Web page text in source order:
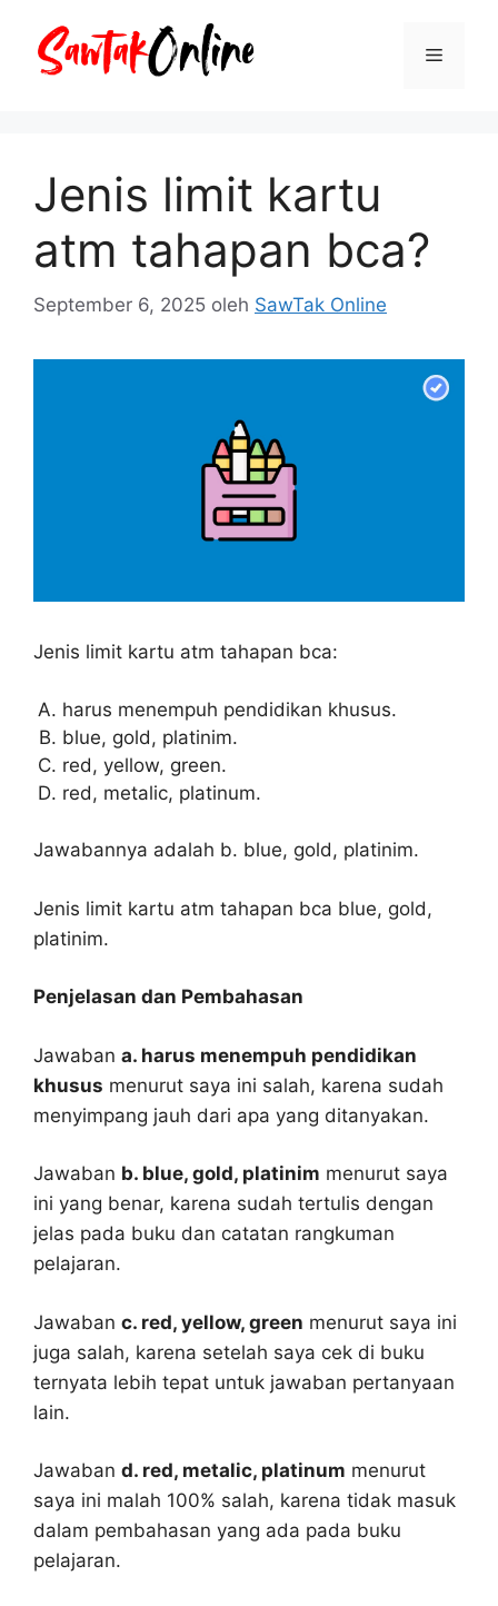
Menu
Jenis limit kartu
atm tahapan bca?
September 6, 2025 oleh SawTak Online
Jenis limit kartu atm tahapan bca:
harus menempuh pendidikan khusus.
blue, gold, platinim.
red, yellow, green.
red, metalic, platinum.
Jawabannya adalah b. blue, gold, platinim.
Jenis limit kartu atm tahapan bca blue, gold,
platinim.
Penjelasan dan Pembahasan
Jawaban a. harus menempuh pendidikan
khusus menurut saya ini salah, karena sudah
menyimpang jauh dari apa yang ditanyakan.
Jawaban b. blue, gold, platinim menurut saya
ini yang benar, karena sudah tertulis dengan
jelas pada buku dan catatan rangkuman
pelajaran.
Jawaban c. red, yellow, green menurut saya ini
juga salah, karena setelah saya cek di buku
ternyata lebih tepat untuk jawaban pertanyaan
lain.
Jawaban d. red, metalic, platinum menurut
saya ini malah 100% salah, karena tidak masuk
dalam pembahasan yang ada pada buku
pelajaran.